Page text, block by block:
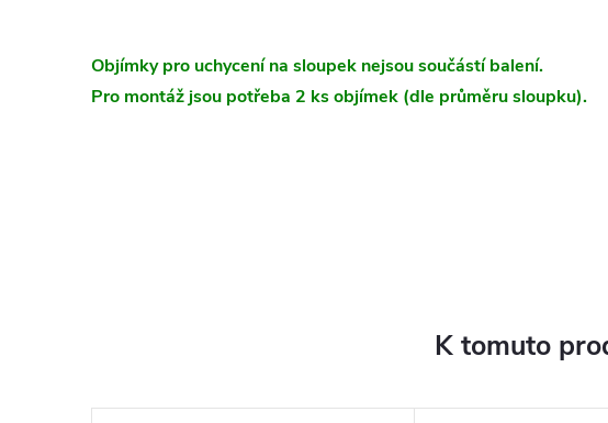
Objímky pro uchycení na sloupek nejsou součástí balení.
Pro montáž jsou potřeba 2 ks objímek (dle průměru sloupku).
K tomuto